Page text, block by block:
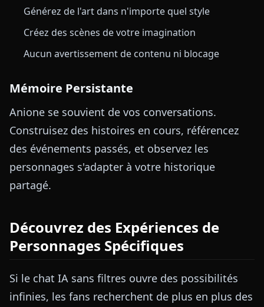
Générez de l'art dans n'importe quel style
Créez des scènes de votre imagination
Aucun avertissement de contenu ni blocage
Mémoire Persistante
Anione se souvient de vos conversations.
Construisez des histoires en cours, référencez
des événements passés, et observez les
personnages s'adapter à votre historique
partagé.
Découvrez des Expériences de
Personnages Spécifiques
Si le chat IA sans filtres ouvre des possibilités
infinies, les fans recherchent de plus en plus des